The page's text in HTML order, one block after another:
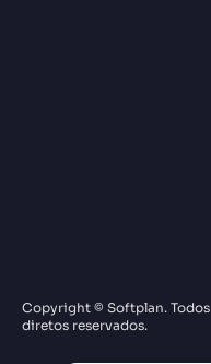
Copyright © Softplan. Todos
diretos reservados.